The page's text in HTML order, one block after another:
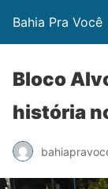
Bahia Pra Você
Bloco
história